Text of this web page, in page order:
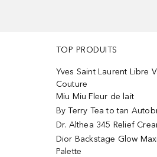
TOP PRODUITS
Yves Saint Laurent Libre
Couture
Miu Miu Fleur de lait
By Terry Tea to tan
Dr. Althea 345 Relief
Dior Backstage Glow
Palette